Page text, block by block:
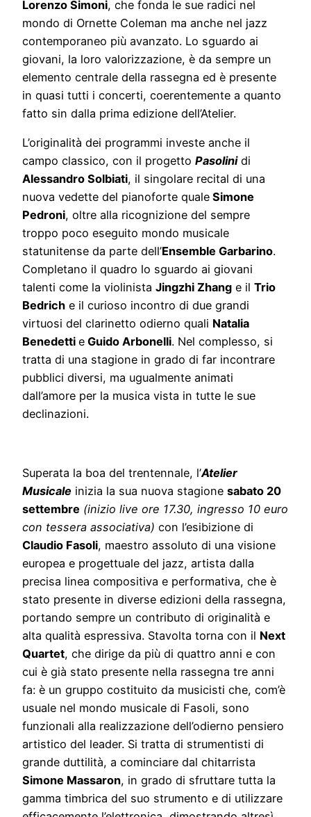
Lorenzo Simoni, che fonda le sue radici nel
mondo di Ornette Coleman ma anche nel jazz
contemporaneo più avanzato. Lo sguardo ai
giovani, la loro valorizzazione, è da sempre un
elemento centrale della rassegna ed è presente
in quasi tutti i concerti, coerentemente a quanto
fatto sin dalla prima edizione dell’Atelier.
L’originalità dei programmi investe anche il
campo classico, con il progetto Pasolinidi
Alessandro Solbiati, il singolare recital di una
nuova vedette del pianoforte quale Simone
Pedroni, oltre alla ricognizione del sempre
troppo poco eseguito mondo musicale
statunitense da parte dell’Ensemble Garbarino.
Completano il quadro lo sguardo ai giovani
talenti come la violinista Jingzhi Zhang e il Trio
Bedrich e il curioso incontro di due grandi
virtuosi del clarinetto odierno quali Natalia
Benedetti e Guido Arbonelli. Nel complesso, si
tratta di una stagione in grado di far incontrare
pubblici diversi, ma ugualmente animati
dall’amore per la musica vista in tutte le sue
declinazioni.
Superata la boa del trentennale, l’Atelier
Musicale inizia la sua nuova stagione sabato 20
settembre (inizio live ore 17.30, ingresso 10 euro
con tessera associativa) con l’esibizione di
Claudio Fasoli, maestro assoluto di una visione
europea e progettuale del jazz, artista dalla
precisa linea compositiva e performativa, che è
stato presente in diverse edizioni della rassegna,
portando sempre un contributo di originalità e
alta qualità espressiva. Stavolta torna con il Next
Quartet, che dirige da più di quattro anni e con
cui è già stato presente nella rassegna tre anni
fa: è un gruppo costituito da musicisti che, com’è
usuale nel mondo musicale di Fasoli, sono
funzionali alla realizzazione dell’odierno pensiero
artistico del leader. Si tratta di strumentisti di
grande duttilità, a cominciare dal chitarrista
Simone Massaron, in grado di sfruttare tutta la
gamma timbrica del suo strumento e di utilizzare